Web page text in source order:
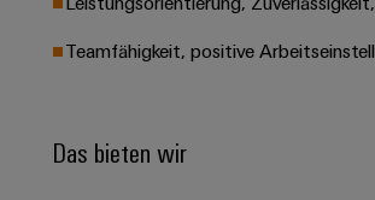
Photovoltaik
durch
Sonnenenergie
Service
Engineering-
Energiemessung
OCI-
Schnittstelle
Systemintegratoren
Events
Teamfähigkeit, positive
Das bieten wir